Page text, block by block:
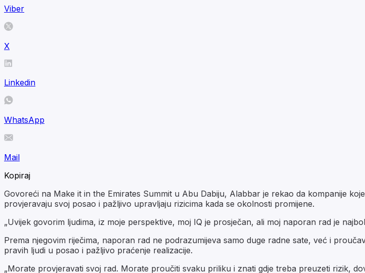
Viber
X
Linkedin
WhatsApp
Mail
Kopiraj
Govoreći na Make it in the Emirates Summit u Abu Dabiju, Alabbar je rekao da kompanije
provjeravaju svoj posao i pažljivo upravljaju rizicima kada se okolnosti promijene.
„Uvijek govorim ljudima, iz moje perspektive, moj IQ je prosječan, ali moj naporan rad je
Prema njegovim riječima, naporan rad ne podrazumijeva samo duge radne sate, već i
pravih ljudi u posao i pažljivo praćenje realizacije.
„Morate provjeravati svoj rad. Morate proučiti svaku priliku i znati gdje treba preuzeti rizik,